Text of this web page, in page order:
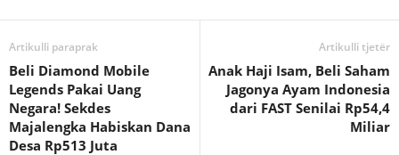
Artikulli paraprak
Beli Diamond Mobile
Legends Pakai Uang
Negara! Sekdes
Majalengka Habiskan Dana
Desa Rp513 Juta
Artikulli tjetër
Anak Haji Isam, Beli Saham
Jagonya Ayam Indonesia
dari FAST Senilai Rp54,4
Miliar